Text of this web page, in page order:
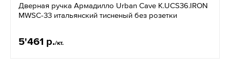
Дверная ручка Армадилло Urban Cave K.UCS36.IRON
MWSC-33 итальянский тисненый без розетки
5'461 р./кт.